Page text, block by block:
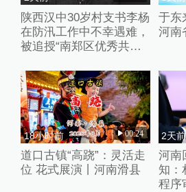
陕西汉中30岁村支书李杨
在防汛工作中不幸遇难，
被追授“南郑区优秀共产
于东
河南
18小时前 00:24
道口古镇“高跷”：灵活走
位 花式展演丨河南滑县
2天前
河南
知：
程序